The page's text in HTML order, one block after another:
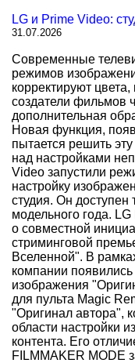
LG и Prime Video:
31.07.2026
Современные
режимов
корректируют цвета,
создатели фильмов
дополнительная
Новая функция,
пытается решить
над настройками
Video запустили
настройку
студия. Он доступен
модельного года.
о совместной
стриминговой
Вселенной". В
компании
изображения
для пульта Magic
"Оригинал автора",
области настройки
контента. Его
FILMMAKER MODE